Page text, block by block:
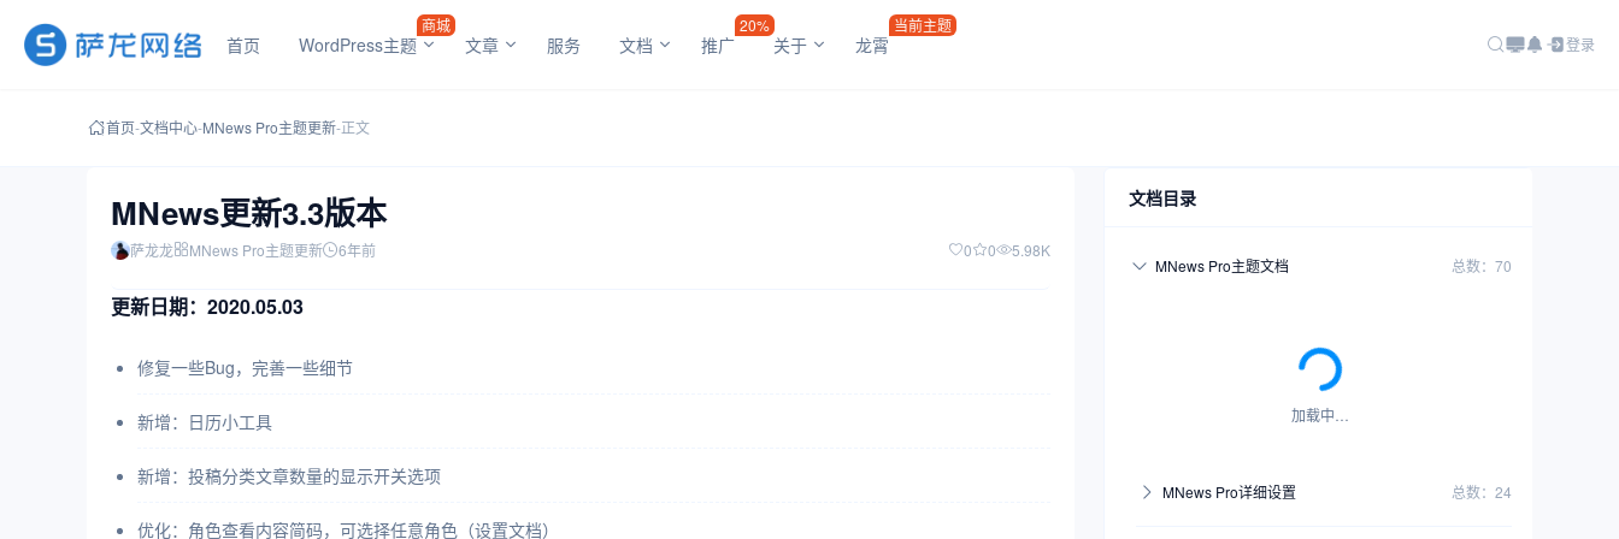
首页 WordPress主题
商城
文章 服务 文档 推广
20%
关于 龙霄
当前主题
登录
首页-文档中心-MNews Pro主题更新-正文
MNews更新3.3版本
萨龙龙 MNews Pro主题更新 6年前 0 0 5.98K
更新日期：2020.05.03
修复一些Bug，完善一些细节
新增：日历小工具
新增：投稿分类文章数量的显示开关选项
优化：角色查看内容简码，可选择任意角色（设置文档）
文档目录
MNews Pro主题文档 总数：70
加载中…
MNews Pro详细设置 总数：24